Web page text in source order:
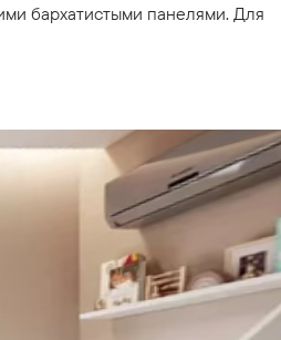
бархатистыми панелями. Для